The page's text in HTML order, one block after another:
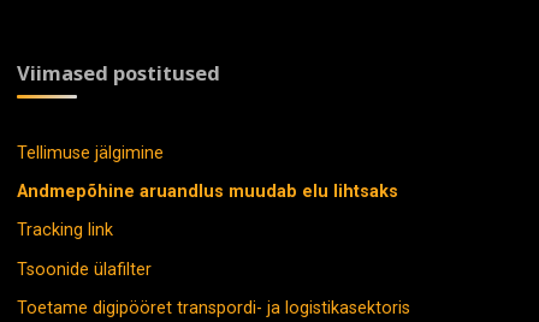
Viimased postitused
Tellimuse jälgimine
Andmepõhine aruandlus muudab elu lihtsaks
Tracking link
Tsoonide ülafilter
Toetame digipööret transpordi- ja logistikasektoris